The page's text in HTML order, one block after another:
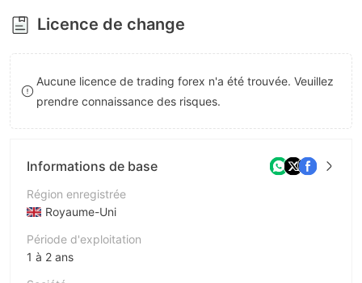
8
9
Licence de change
Aucune licence de trading forex n'a été trouvée. Veuillez
prendre connaissance des risques.
Informations de base
Région enregistrée
Royaume-Uni
Période d'exploitation
1 à 2 ans